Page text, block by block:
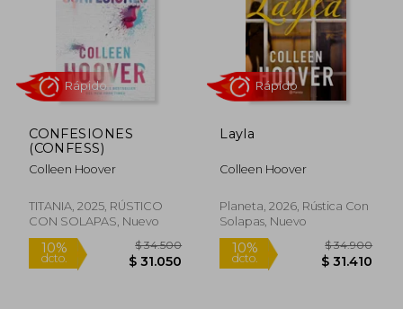
10%
CONFESIONES
(CONFESS)
Colleen Hoover
TITANIA, 2025, RÚSTICO
CON SOLAPAS, Nuevo
Layla
Colleen Hoover
Planeta, 2026, Rústica Con
Solapas, Nuevo